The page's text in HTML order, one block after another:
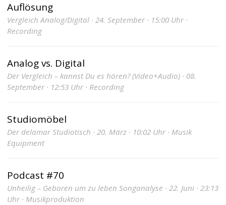
Auflösung
Vergleich Analog/Digital · 24. September · 15:00 Uhr ·
Recording
Analog vs. Digital
Der Vergleich – kannst Du es hören? (Video+Audio) · 08.
September · 12:53 Uhr · Recording
Studiomöbel
Der delamar Studiotisch · 20. März · 10:02 Uhr · Musik
Equipment
Podcast #70
Unheilig – Geboren um zu leben Songanalyse · 22. Juni · 23:13
Uhr · Musikproduktion